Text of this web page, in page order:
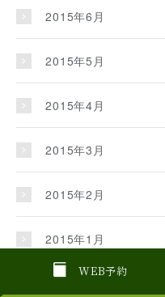
W EB予約
2015年6月
2015年5月
2015年4月
2015年3月
2015年2月
2015年1月